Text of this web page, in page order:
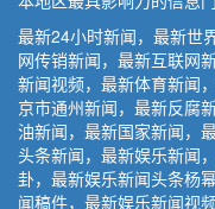
最新24小时新闻，最新世
网传销新闻，最新互联网
新闻视频，最新体育新闻
京市通州新闻，最新反腐
油新闻，最新国家新闻，
头条新闻，最新娱乐新闻
卦，最新娱乐新闻头条杨
闻稿件，最新娱乐新闻视